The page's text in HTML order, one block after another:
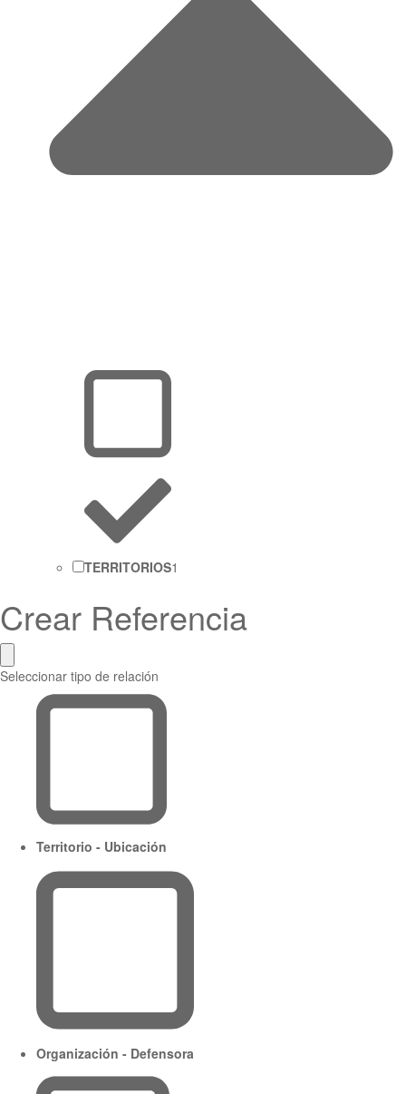
TERRITORIOS1
Crear Referencia
Seleccionar tipo de relación
Territorio - Ubicación
Organización - Defensora